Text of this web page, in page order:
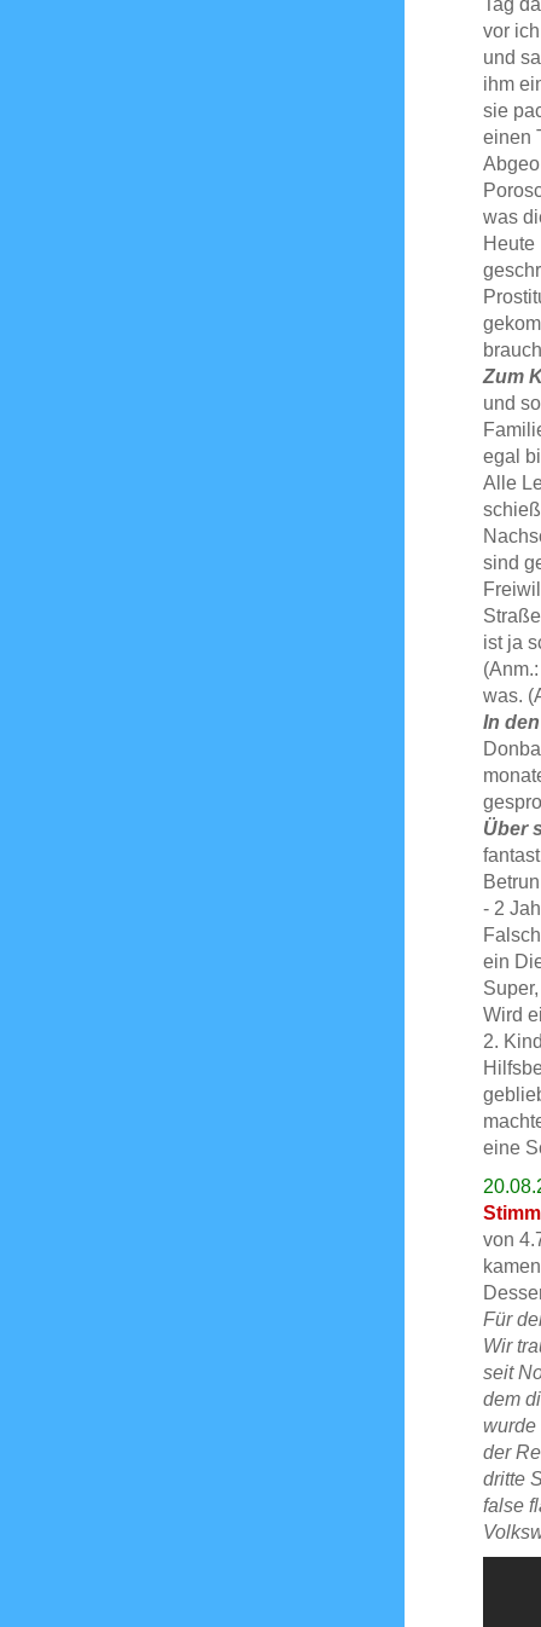
vor
und
ihm
sie
einen
was
Heute
Zum
und
egal
Alle
sind
ist ja
was.
In
Über
- 2
ein
Wird
2.
eine
von
Für
Wir
seit
dem
wurde
der
dritte
false